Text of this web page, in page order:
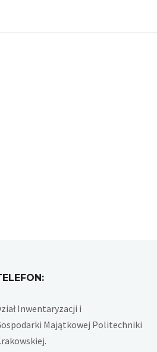
Inwentaryzacji i
Majątkowej Politechniki